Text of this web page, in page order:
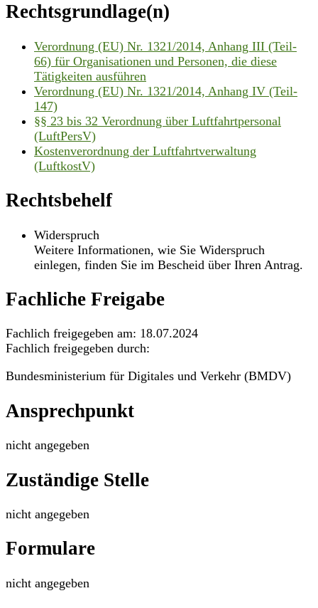
Rechtsgrundlage(n)
Verordnung (EU) Nr. 1321/2014, Anhang III (Teil-
66) für Organisationen und Personen, die diese
Tätigkeiten ausführen
Verordnung (EU) Nr. 1321/2014, Anhang IV (Teil-
147)
§§ 23 bis 32 Verordnung über Luftfahrtpersonal
(LuftPersV)
Kostenverordnung der Luftfahrtverwaltung
(LuftkostV)
Rechtsbehelf
Widerspruch
Weitere Informationen, wie Sie Widerspruch
einlegen, finden Sie im Bescheid über Ihren Antrag.
Fachliche Freigabe
Fachlich freigegeben am: 18.07.2024
Fachlich freigegeben durch:
Bundesministerium für Digitales und Verkehr (BMDV)
Ansprechpunkt
nicht angegeben
Zuständige Stelle
nicht angegeben
Formulare
nicht angegeben